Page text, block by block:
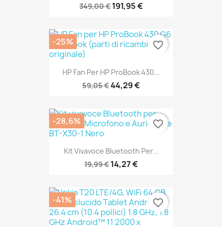
349,00 € 191,95 €
HP Fan Per HP ProBook 430...
59,05 €44,29 €
-25% favorite_border
Kit Vivavoce Bluetooth Per...
19,99 € 14,27 €
SOLO ONLINE
-28,6% favorite_border
-41% favorite_border